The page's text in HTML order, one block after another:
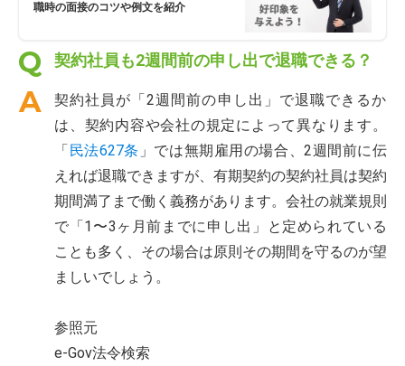
職時の面接のコツや例文を紹介
契約社員も2週間前の申し出で退職できる？
契約社員が「2週間前の申し出」で退職できるか
は、契約内容や会社の規定によって異なります。
「民法627条 」では無期雇用の場合、2週間前に伝
えれば退職できますが、有期契約の契約社員は契約
期間満了まで働く義務があります。会社の就業規則
で「1〜3ヶ月前までに申し出」と定められている
ことも多く、その場合は原則その期間を守るのが望
ましいでしょう。
参照元
e-Gov法令検索